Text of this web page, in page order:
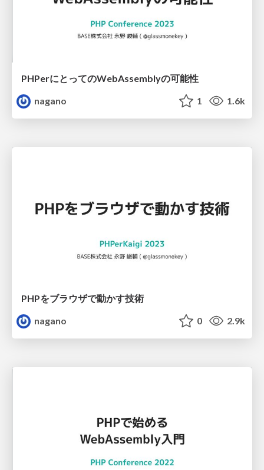
PHPerにとってのWebAssemblyの可能性
nagano
1 1.6k
PHPをブラウザで動かす技術
nagano
0 2.9k